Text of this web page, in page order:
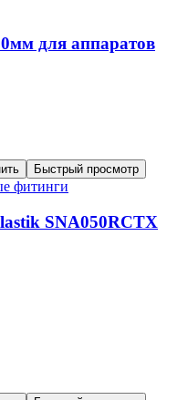
для аппаратов
Быстрый просмотр
фитинги
SNA050RCTX